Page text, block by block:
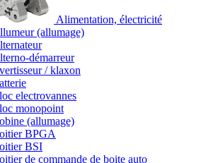
Alimentation, électricité
(allumage)
démarreur
/ klaxon
electrovannes
monopoint
(allumage)
BPGA
BSI
de commande de boite auto